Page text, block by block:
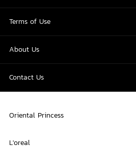
Terms of Use
About Us
Contact Us
Oriental Princess
L'oreal